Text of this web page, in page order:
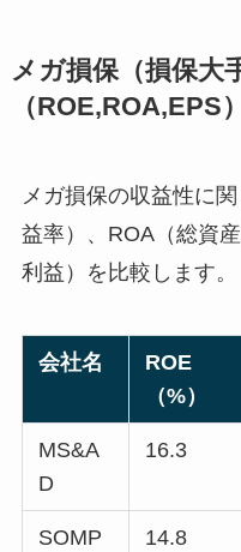
メガ損保（損保大
（ROE,ROA,EPS
メガ損保の収益性に
益率）、ROA（総資
利益）を比較します。
会社名
ROE
（%）
MS&A
D
16.3
SOMP
14.8